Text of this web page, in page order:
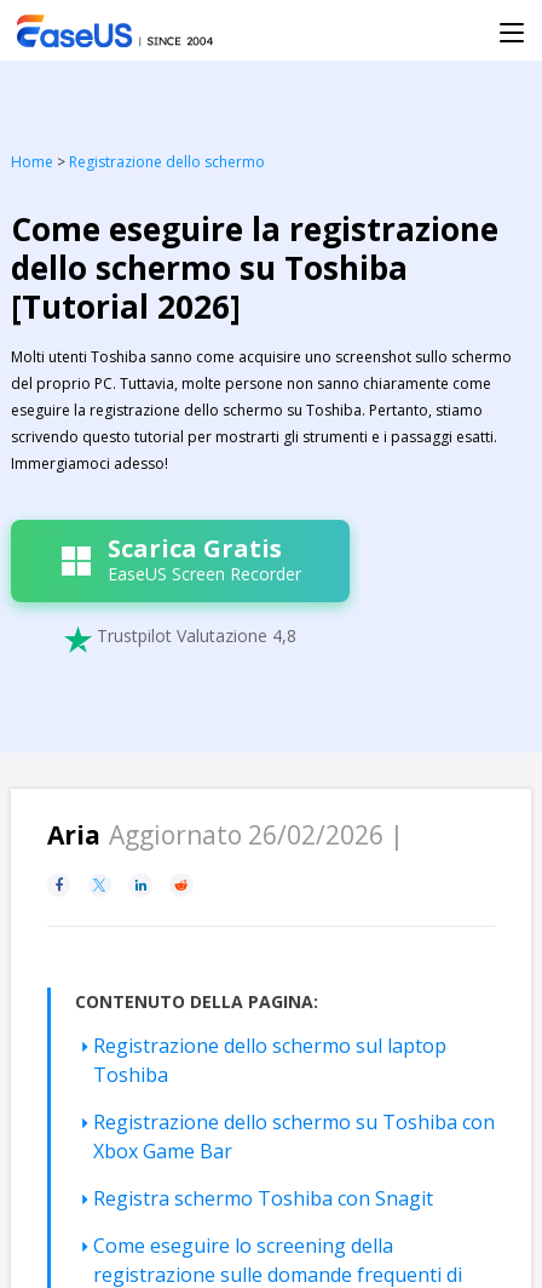
Home > Registrazione dello schermo
Come eseguire la registrazione
dello schermo su Toshiba
[Tutorial 2026]
Molti utenti Toshiba sanno come acquisire uno screenshot sullo schermo
del proprio PC. Tuttavia, molte persone non sanno chiaramente come
eseguire la registrazione dello schermo su Toshiba. Pertanto, stiamo
scrivendo questo tutorial per mostrarti gli strumenti e i passaggi esatti.
Immergiamoci adesso!
Scarica Gratis
EaseUS Screen Recorder
 Trustpilot Valutazione 4,8
Aria Aggiornato 26/02/2026 |
   
CONTENUTO DELLA PAGINA:
Registrazione dello schermo sul laptop
Toshiba
Registrazione dello schermo su Toshiba con
Xbox Game Bar
Registra schermo Toshiba con Snagit
Come eseguire lo screening della
registrazione sulle domande frequenti di